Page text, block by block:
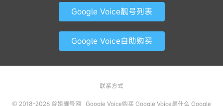
Google Voice靓号列表
Google Voice自助购买
联系方式
© 2018-2026 谷姐靓号网 Google Voice购买 Google Voice是什么 Google